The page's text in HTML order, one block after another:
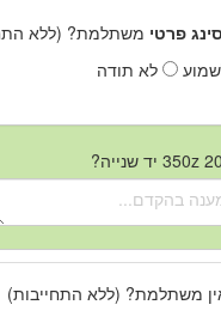
פרטי משתלמת? (ללא
לא תודה
משתלמת? (ללא התחייבות)